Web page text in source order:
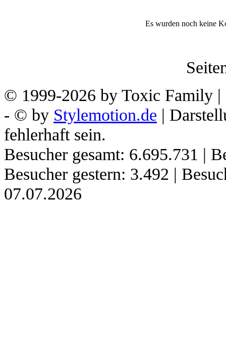
Es wurden noch keine
© 1999-2026 by Toxic Family |
- © by Stylemotion.de |
fehlerhaft sein.
Besucher gesamt: 6.695.731 |
Besucher gestern: 3.492 |
07.07.2026